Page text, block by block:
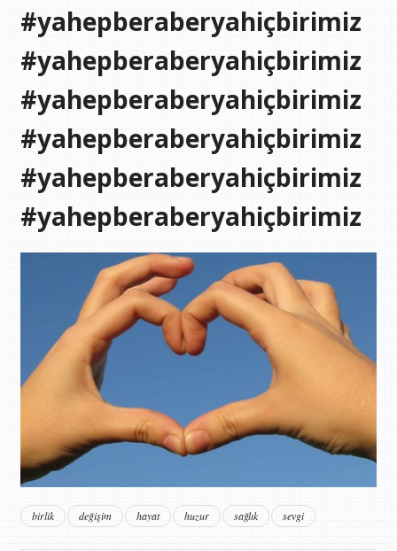
#yahepberaberyahiçbirimiz
#yahepberaberyahiçbirimiz
#yahepberaberyahiçbirimiz
#yahepberaberyahiçbirimiz
#yahepberaberyahiçbirimiz
#yahepberaberyahiçbirimiz
birlik değişim hayat huzur sağlık sevgi